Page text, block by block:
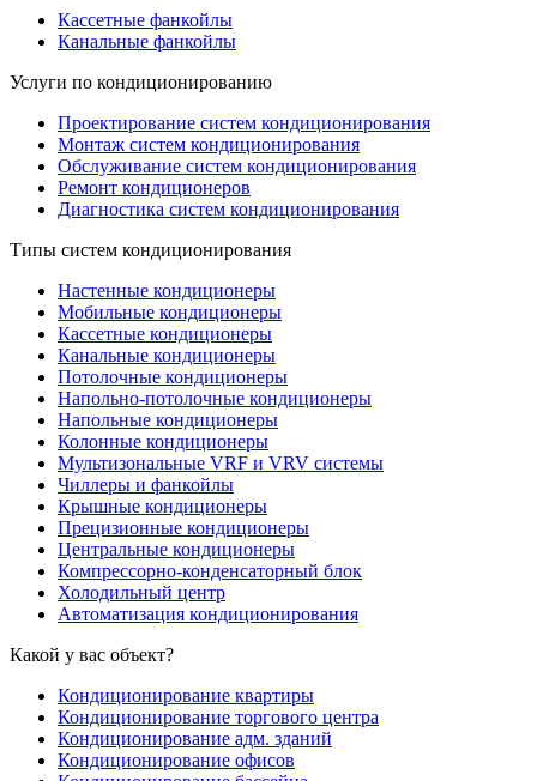
Кассетные фанкойлы
Канальные фанкойлы
Услуги по кондиционированию
Проектирование систем кондиционирования
Монтаж систем кондиционирования
Обслуживание систем кондиционирования
Ремонт кондиционеров
Диагностика систем кондиционирования
Типы систем кондиционирования
Настенные кондиционеры
Мобильные кондиционеры
Кассетные кондиционеры
Канальные кондиционеры
Потолочные кондиционеры
Напольно-потолочные кондиционеры
Напольные кондиционеры
Колонные кондиционеры
Мультизональные VRF и VRV системы
Чиллеры и фанкойлы
Крышные кондиционеры
Прецизионные кондиционеры
Центральные кондиционеры
Компрессорно-конденсаторный блок
Холодильный центр
Автоматизация кондиционирования
Какой у вас объект?
Кондиционирование квартиры
Кондиционирование торгового центра
Кондиционирование адм. зданий
Кондиционирование офисов